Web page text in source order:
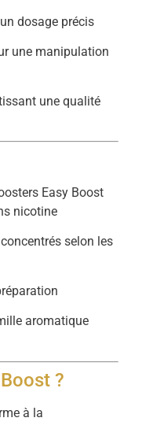
dosage précis
une manipulation
une qualité
Easy Boost
nicotine
selon les
aromatique
?
à la